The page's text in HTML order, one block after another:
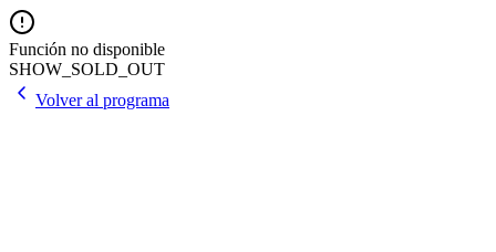
Función no disponible
SHOW_SOLD_OUT
Volver al programa